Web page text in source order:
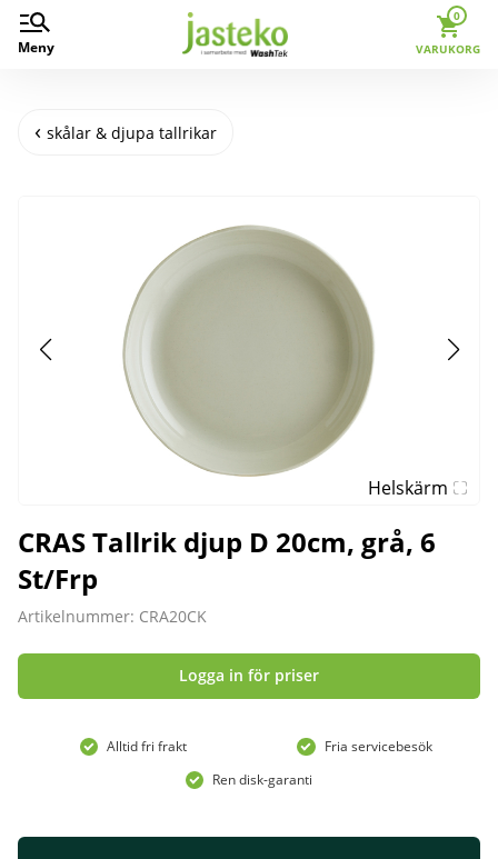
Meny
0
VARUKORG
skålar & djupa tallrikar
Helskärm
CRAS Tallrik djup D 20cm, grå, 6
St/Frp
Artikelnummer: CRA20CK
Logga in för priser
Alltid fri frakt
Fria servicebesök
Ren disk-garanti